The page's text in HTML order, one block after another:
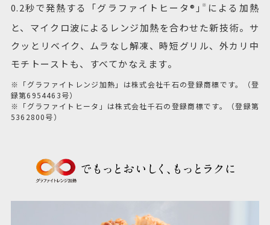
0.2秒で発熱する「グラファイトヒータ®｣ ※ による加熱
と、マイクロ波によるレンジ加熱を合わせた新技術。サ
クッとリベイク、ムラなし解凍、時短グリル、外カリ中
モチトーストも、すべてかなえます。
※「グラファイトレンジ加熱」は株式会社千石の登録商標です。（登
録第6954463号）
※「グラファイトヒータ」は株式会社千石の登録商標です。（登録第
5362800号）